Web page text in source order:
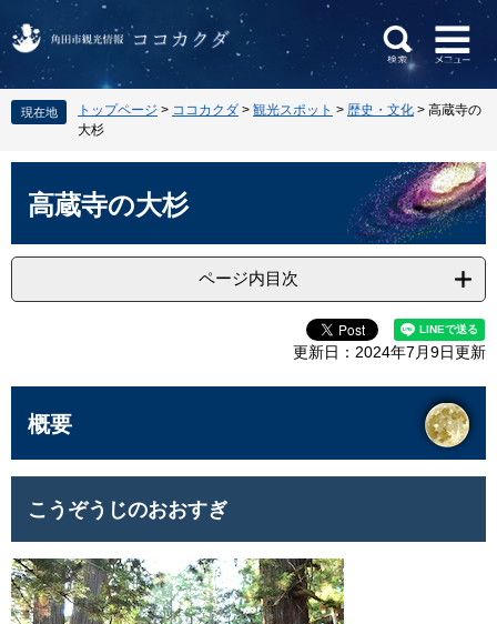
ペ
ー
す
メ
ニ
し
現在地 トップページ > ココカクダ > 観光スポット > 歴史・文化 > 高蔵寺の
大杉
高蔵寺の大杉
ページ内目次
更新日：2024年7月9日更新
概要
こうぞうじのおおすぎ